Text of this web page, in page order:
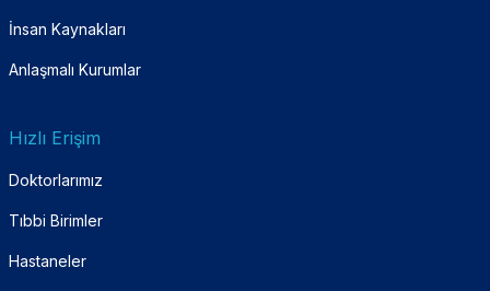
İnsan Kaynakları
Anlaşmalı Kurumlar
Hızlı Erişim
Doktorlarımız
Tıbbi Birimler
Hastaneler